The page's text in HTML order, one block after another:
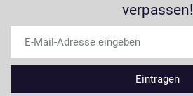
verpassen!